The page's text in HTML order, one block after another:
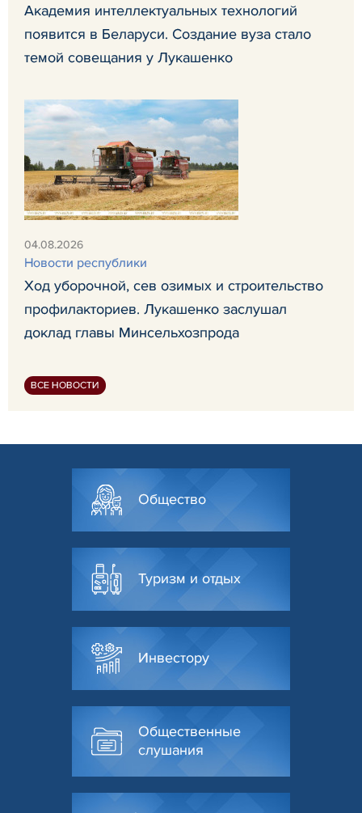
Академия интеллектуальных технологий
появится в Беларуси. Создание вуза стало
темой совещания у Лукашенко
04.08.2026
Новости республики
Ход уборочной, сев озимых и строительство
профилакториев. Лукашенко заслушал
доклад главы Минсельхозпрода
ВСЕ НОВОСТИ
Общество
Туризм и отдых
Инвестору
Общественные
слушания